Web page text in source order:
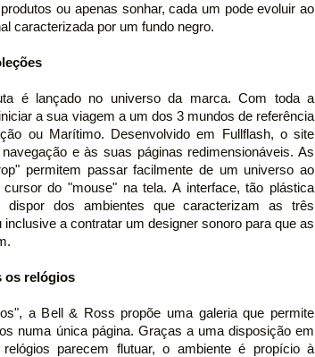
ou apenas sonhar, cada um pode evoluir ao
caracterizada por um fundo negro.
é lançado no universo da marca. Com toda a
a sua viagem a um dos 3 mundos de referência
ou Marítimo. Desenvolvido em Fullflash, o site
e às suas páginas redimensionáveis. As
permitem passar facilmente de um universo ao
do "mouse" na tela. A interface, tão plástica
dispor dos ambientes que caracterizam as três
a contratar um designer sonoro para que as
os relógios
a Bell & Ross propõe uma galeria que permite
numa única página. Graças a uma disposição em
parecem flutuar, o ambiente é propício à